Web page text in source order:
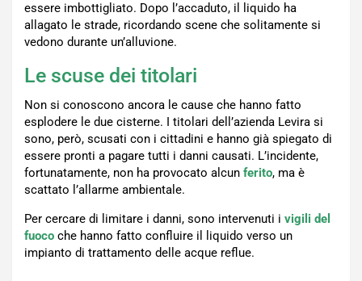
essere imbottigliato. Dopo l’accaduto, il liquido ha
allagato le strade, ricordando scene che solitamente si
vedono durante un’alluvione.
Le scuse dei titolari
Non si conoscono ancora le cause che hanno fatto
esplodere le due cisterne. I titolari dell’azienda Levira si
sono, però, scusati con i cittadini e hanno già spiegato di
essere pronti a pagare tutti i danni causati. L’incidente,
fortunatamente, non ha provocato alcun ferito, ma è
scattato l’allarme ambientale.
Per cercare di limitare i danni, sono intervenuti i vigili del
fuoco che hanno fatto confluire il liquido verso un
impianto di trattamento delle acque reflue.